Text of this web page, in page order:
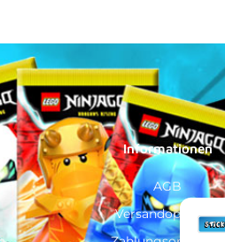
Informationen
AGB
Versandoptionen